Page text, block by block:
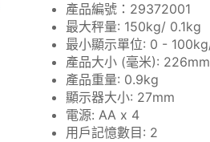
產品編號：29372001
最大秤量: 150kg/ 0.1kg
最小顯示單位: 0 -
產品大小 (毫米):
產品重量: 0.9kg
顯示器大小: 27mm
電源: AA x 4
用戶記憶數目: 2